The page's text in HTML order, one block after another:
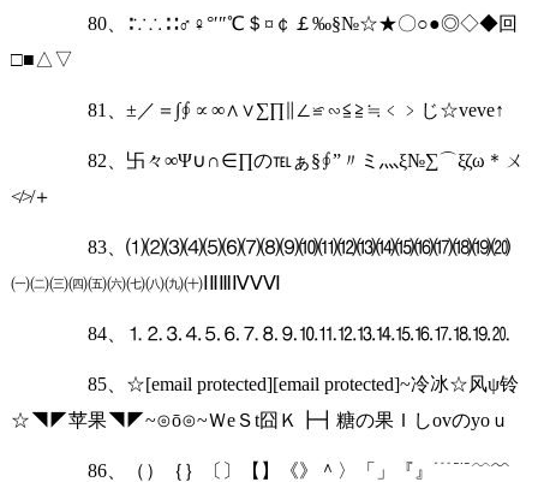
80、∶∵∴∷♂♀°′″℃＄¤￠￡‰§№☆★〇○●◎◇◆回
□■△▽
81、±／＝∫∮∝∞∧∨∑∏∥∠≌∽≦≧≒﹤﹥じ☆veve↑
82、卐々∞Ψ∪∩∈∏の℡ぁ§∮”〃ミ灬ξ№∑⌒ξζω＊ㄨ
≮≯＋
83、⑴⑵⑶⑷⑸⑹⑺⑻⑼⑽⑾⑿⒀⒁⒂⒃⒄⒅⒆⒇
㈠㈡㈢㈣㈤㈥㈦㈧㈨㈩ⅠⅡⅢⅣⅤⅥ
84、⒈⒉⒊⒋⒌⒍⒎⒏⒐⒑⒒⒓⒔⒕⒖⒗⒘⒙⒚⒛
85、☆[email protected][email protected]~冷冰☆风ψ铃
☆◥◤苹果◥◤~⊙ō⊙~ＷeＳt囧Ｋ┣┫糖の果Ｉしovのyoｕ
86、（）｛｝〔〕【】《》＾〉「」『』﹉﹊﹋﹌